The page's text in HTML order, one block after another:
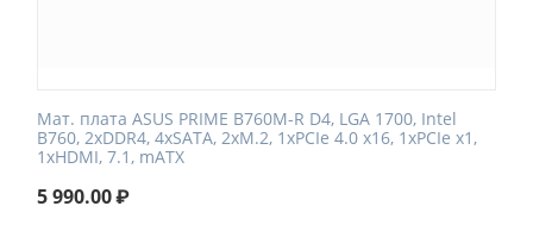
Мат. плата ASUS PRIME B760M-R D4, LGA 1700, Intel
B760, 2xDDR4, 4xSATA, 2xM.2, 1xPCIe 4.0 x16, 1xPCIe x1,
1xHDMI, 7.1, mATX
5 990.00₽